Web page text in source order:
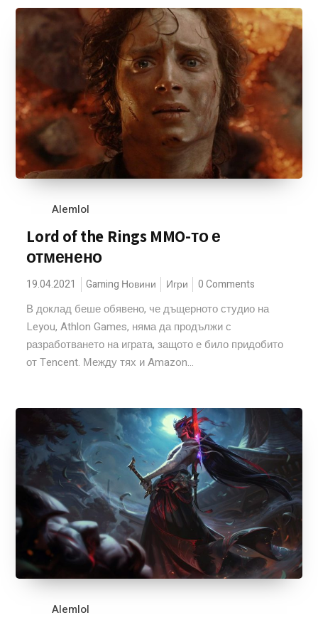
Alemlol
Lord of the Rings MMO-то е
отменено
19.04.2021 Gaming Новини Игри 0 Comments
В доклад беше обявено, че дъщерното студио на
Leyou, Athlon Games, няма да продължи с
разработването на играта, защото е било придобито
от Tencent. Между тях и Amazon...
Alemlol